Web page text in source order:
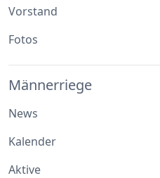
Vorstand
Fotos
Männerriege
News
Kalender
Aktive